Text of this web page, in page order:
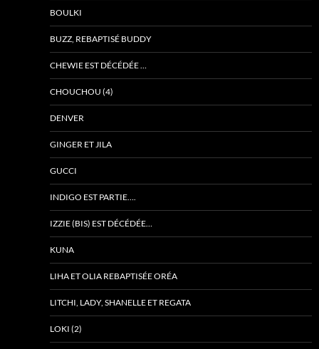
BOULKI
BUZZ, REBAPTISÉ BUDDY
CHEWIE EST DÉCÉDÉE …
CHOUCHOU (4)
DENVER
GINGER ET JILA
GUCCI
INDIGO EST PARTIE….
IZZIE (BIS) EST DÉCÉDÉE…
KUNA
LIHA ET OLIA REBAPTISÉE ORÉA
LITCHI, LADY, SHANELLE ET REGATA
LOKI (2)